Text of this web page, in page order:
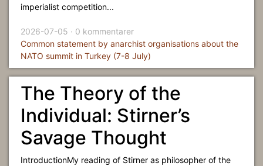
imperialist competition...
2026-07-05 · 0 kommentarer
Common statement by anarchist organisations about the
NATO summit in Turkey (7-8 July)
The Theory of the
Individual: Stirner’s
Savage Thought
IntroductionMy reading of Stirner as philosopher of the